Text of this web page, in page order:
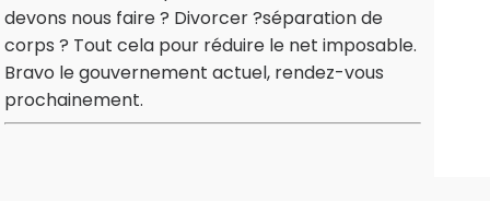
devons nous faire ? Divorcer ?séparation de
corps ? Tout cela pour réduire le net imposable.
Bravo le gouvernement actuel, rendez-vous
prochainement.